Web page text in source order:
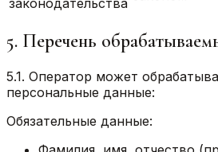
законодательства
5. Перечень
5.1. Оператор может
персональные данные:
Обязательные данные: